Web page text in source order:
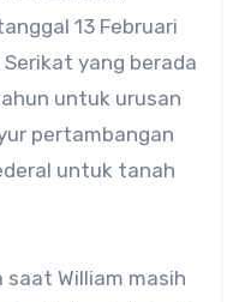
13 Februari
yang berada
untuk urusan
pertambangan
untuk tanah
saat William masih